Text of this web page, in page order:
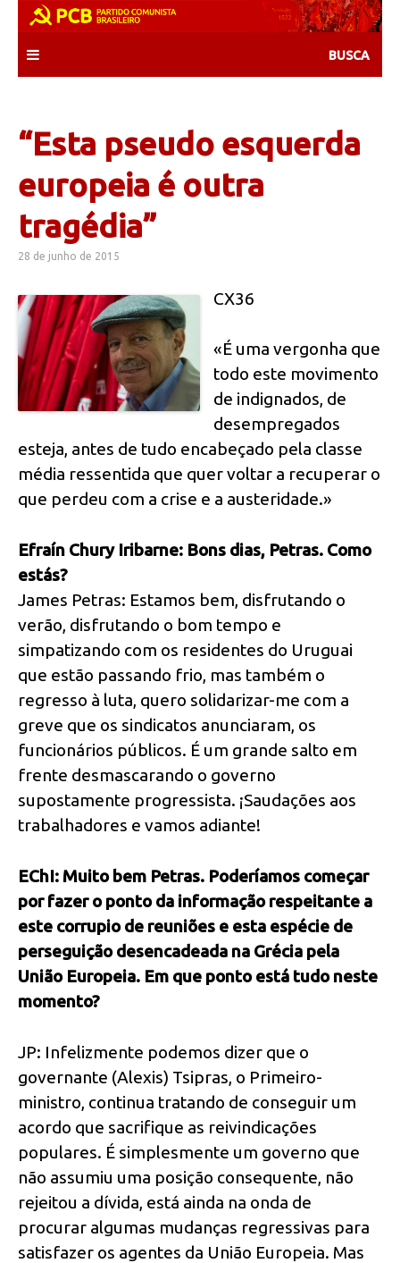
content
“Esta pseudo esquerda
europeia é outra
tragédia”
28 de junho de 2015
CX36
«É uma vergonha que
todo este movimento
de indignados, de
desempregados
esteja, antes de tudo encabeçado pela classe
média ressentida que quer voltar a recuperar o
que perdeu com a crise e a austeridade.»
Efraín Chury Iribarne: Bons dias, Petras. Como
estás?
James Petras: Estamos bem, disfrutando o
verão, disfrutando o bom tempo e
simpatizando com os residentes do Uruguai
que estão passando frio, mas também o
regresso à luta, quero solidarizar-me com a
greve que os sindicatos anunciaram, os
funcionários públicos. É um grande salto em
frente desmascarando o governo
supostamente progressista. ¡Saudações aos
trabalhadores e vamos adiante!
EChI: Muito bem Petras. Poderíamos começar
por fazer o ponto da informação respeitante a
este corrupio de reuniões e esta espécie de
perseguição desencadeada na Grécia pela
União Europeia. Em que ponto está tudo neste
momento?
JP: Infelizmente podemos dizer que o
governante (Alexis) Tsipras, o Primeiro-
ministro, continua tratando de conseguir um
acordo que sacrifique as reivindicações
populares. É simplesmente um governo que
não assumiu uma posição consequente, não
rejeitou a dívida, está ainda na onda de
procurar algumas mudanças regressivas para
satisfazer os agentes da União Europeia. Mas